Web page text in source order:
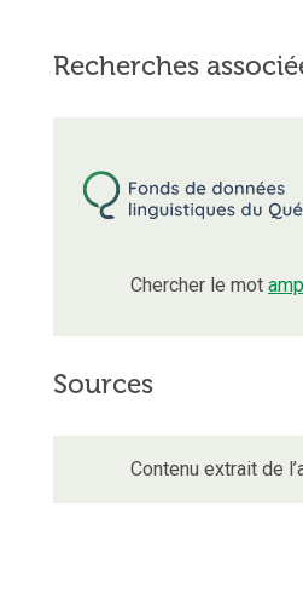
Recherches
Chercher le mot
Sources
Contenu extrait de